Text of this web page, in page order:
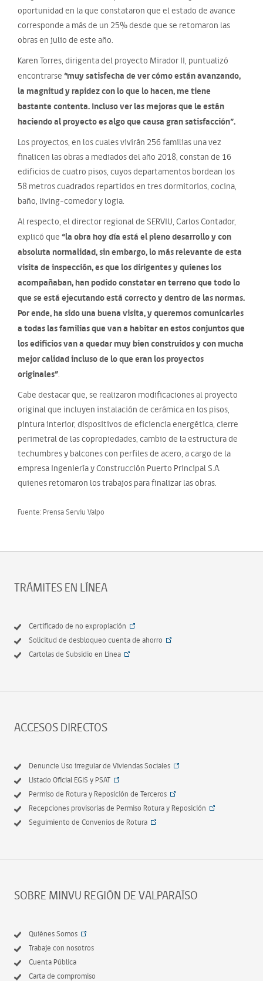
oportunidad en la que constataron que el estado de avance
corresponde a más de un 25% desde que se retomaron las
obras en julio de este año.
Karen Torres, dirigenta del proyecto Mirador II, puntualizó
encontrarse “muy satisfecha de ver cómo están avanzando,
la magnitud y rapidez con lo que lo hacen, me tiene
bastante contenta. Incluso ver las mejoras que le están
haciendo al proyecto es algo que causa gran satisfacción”.
Los proyectos, en los cuales vivirán 256 familias una vez
finalicen las obras a mediados del año 2018, constan de 16
edificios de cuatro pisos, cuyos departamentos bordean los
58 metros cuadrados repartidos en tres dormitorios, cocina,
baño, living-comedor y logia.
Al respecto, el director regional de SERVIU, Carlos Contador,
explicó que “la obra hoy día está el pleno desarrollo y con
absoluta normalidad, sin embargo, lo más relevante de esta
visita de inspección, es que los dirigentes y quienes los
acompañaban, han podido constatar en terreno que todo lo
que se está ejecutando está correcto y dentro de las normas.
Por ende, ha sido una buena visita, y queremos comunicarles
a todas las familias que van a habitar en estos conjuntos que
los edificios van a quedar muy bien construidos y con mucha
mejor calidad incluso de lo que eran los proyectos
originales”.
Cabe destacar que, se realizaron modificaciones al proyecto
original que incluyen instalación de cerámica en los pisos,
pintura interior, dispositivos de eficiencia energética, cierre
perimetral de las copropiedades, cambio de la estructura de
techumbres y balcones con perfiles de acero, a cargo de la
empresa Ingeniería y Construcción Puerto Principal S.A.
quienes retomaron los trabajos para finalizar las obras.
Fuente: Prensa Serviu Valpo
TRÁMITES EN LÍNEA
Certificado de no expropiación
Solicitud de desbloqueo cuenta de ahorro
Cartolas de Subsidio en Línea
ACCESOS DIRECTOS
Denuncie Uso irregular de Viviendas Sociales
Listado Oficial EGIS y PSAT
Permiso de Rotura y Reposición de Terceros
Recepciones provisorias de Permiso Rotura y Reposición
Seguimiento de Convenios de Rotura
SOBRE MINVU REGIÓN DE VALPARAÍSO
Quiénes Somos
Trabaje con nosotros
Cuenta Pública
Carta de compromiso